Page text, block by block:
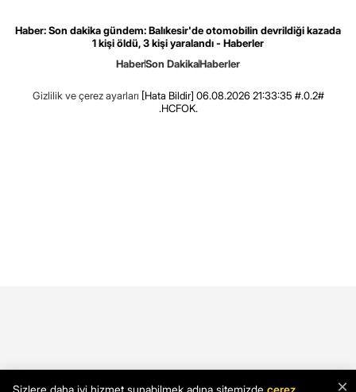
Haber: Son dakika gündem: Balıkesir'de otomobilin devrildiği kazada
1 kişi öldü, 3 kişi yaralandı - Haberler
HaberSon DakikaHaberler
Gizlilik ve çerez ayarları [Hata Bildir] 06.08.2026 21:33:35 #.0.2#
.HCFOK.
×
Sizlere daha iyi hizmet sunabilmek adına sitemizde çerez